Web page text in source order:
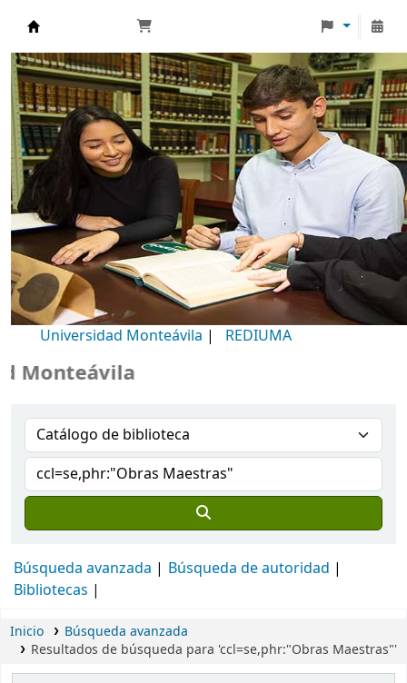
Biblioteca Universidad Monteávila
Universidad Monteávila | REDIUMA
Búsqueda avanzada
Búsqueda de autoridad
Bibliotecas
Inicio
Búsqueda avanzada
Resultados de búsqueda para 'ccl=se,phr:"Obras Maestras"'